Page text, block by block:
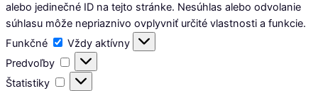
alebo jedinečné ID na tejto stránke. Nesúhlas alebo odvolanie
súhlasu môže nepriaznivo ovplyvniť určité vlastnosti a funkcie.
Funkčné
Funkčné
Vždy aktívny
Predvoľby
Predvoľby
Štatistiky
Štatistiky